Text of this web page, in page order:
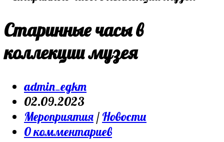
Старинные часы в
коллекции музея
admin_egkm
02.09.2023
Мероприятия / Новости
0 комментариев